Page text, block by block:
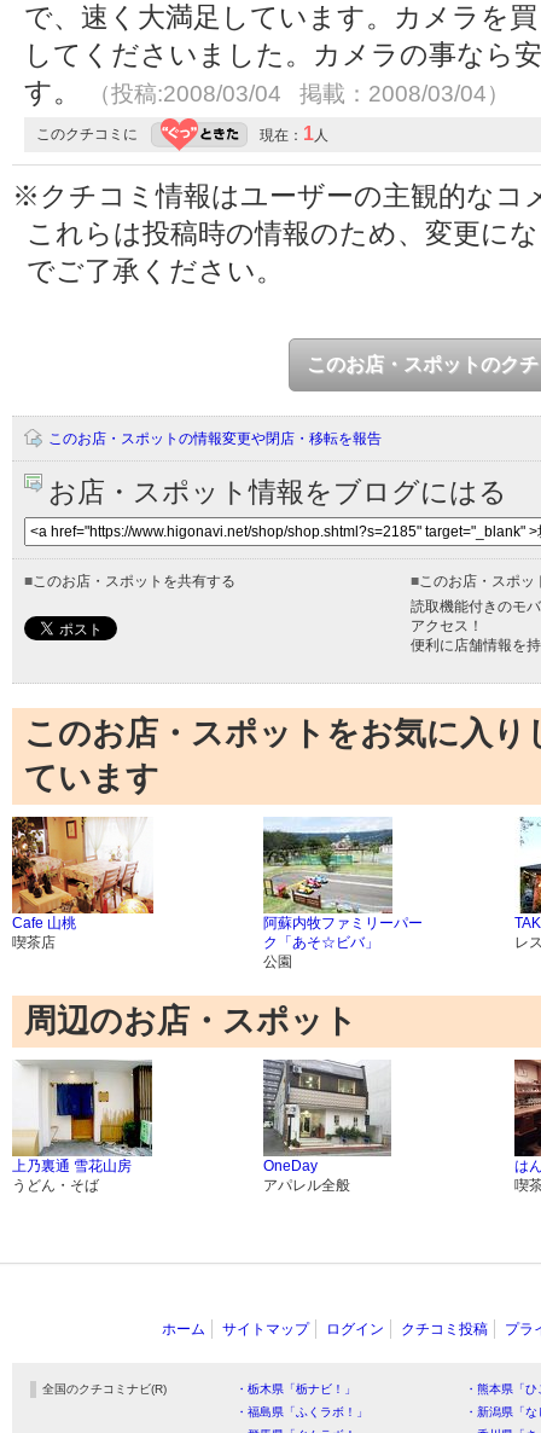
で、速く大満足しています。カメラを
してくださいました。カメラの事なら
す。
（投稿:2008/03/04 掲載：2008/03/04）
このクチコミに 現在： 1人
※クチコミ情報はユーザーの主観的なコ
これらは投稿時の情報のため、変更に
でご了承ください。
このお店・スポットのク
このお店・スポットの情報変更や閉店・移転を報告
お店・スポット情報をブログにはる
■このお店・スポットを共有する ■このお店・スポッ
読取機能付きのモ
アクセス！
便利に店舗情報を
このお店・スポットをお気に入
ています
Cafe 山桃
喫茶店
阿蘇内牧ファミリーパー
ク「あそ☆ビバ」
公園
レ
周辺のお店・スポット
上乃裏通 雪花山房
うどん・そば
OneDay
アパレル全般
は
喫
ホーム サイトマップ ログイン クチコミ投稿 プラ
全国のクチコミナビ(R) ・栃木県「栃ナビ！」
・熊本県「
・福島県「ふくラボ！」
・新潟県「